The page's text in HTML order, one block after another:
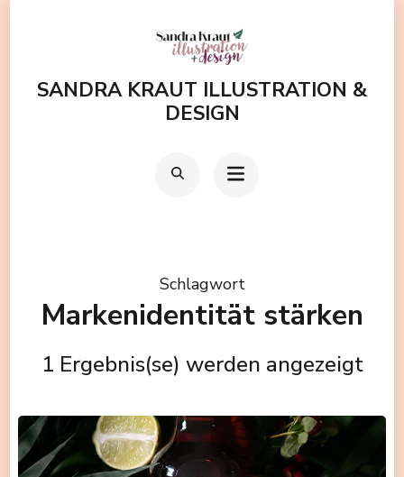
(EnterSANDRA KRAUT ILLUSTRATION &
DESIGN
Schlagwort
Markenidentität stärken
1 Ergebnis(se) werden angezeigt